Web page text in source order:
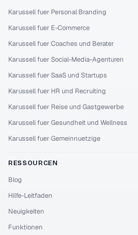
Karussell fuer Personal Branding
Karussell fuer E-Commerce
Karussell fuer Coaches und Berater
Karussell fuer Social-Media-Agenturen
Karussell fuer SaaS und Startups
Karussell fuer HR und Recruiting
Karussell fuer Reise und Gastgewerbe
Karussell fuer Gesundheit und Wellness
Karussell fuer Gemeinnuetzige
RESSOURCEN
Blog
Hilfe-Leitfaden
Neuigkeiten
Funktionen